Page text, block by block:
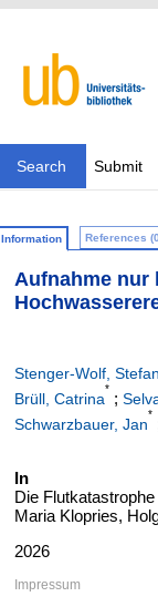
Search Submit
Information References
Aufnahme nur
Stenger-Wolf,
Brüll, Catrina
*
;
Schwarzbauer, Jan
*
In
Die
Maria Klopries,
2026
Impressum